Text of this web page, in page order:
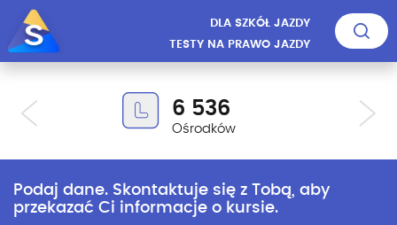
DLA SZKÓŁ JAZDY
TESTY NA PRAWO JAZDY
6 536
Ośrodków
Podaj dane. Skontaktuje się z Tobą, aby
przekazać Ci informacje o kursie.